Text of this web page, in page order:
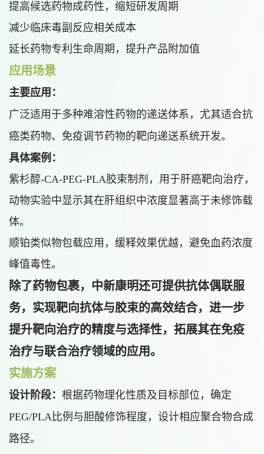
提高候选药物成药性，缩短研发周期
减少临床毒副反应相关成本
延长药物专利生命周期，提升产品附加值
应用场景
主要应用：
广泛适用于多种难溶性药物的递送体系，尤其适合抗
癌类药物、免疫调节药物的靶向递送系统开发。
具体案例：
紫杉醇-CA-PEG-PLA胶束制剂，用于肝癌靶向治疗，
动物实验中显示其在肝组织中浓度显著高于未修饰载
体。
顺铂类似物包载应用，缓释效果优越，避免血药浓度
峰值毒性。
除了药物包裹，中新康明还可提供抗体偶联服
务，实现靶向抗体与胶束的高效结合，进一步
提升靶向治疗的精度与选择性，拓展其在免疫
治疗与联合治疗领域的应用。
实施方案
设计阶段： 根据药物理化性质及目标部位，确定
PEG/PLA比例与胆酸修饰程度，设计相应聚合物合成
路径。